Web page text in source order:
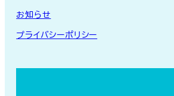
お知らせ
プライバシーポリシー